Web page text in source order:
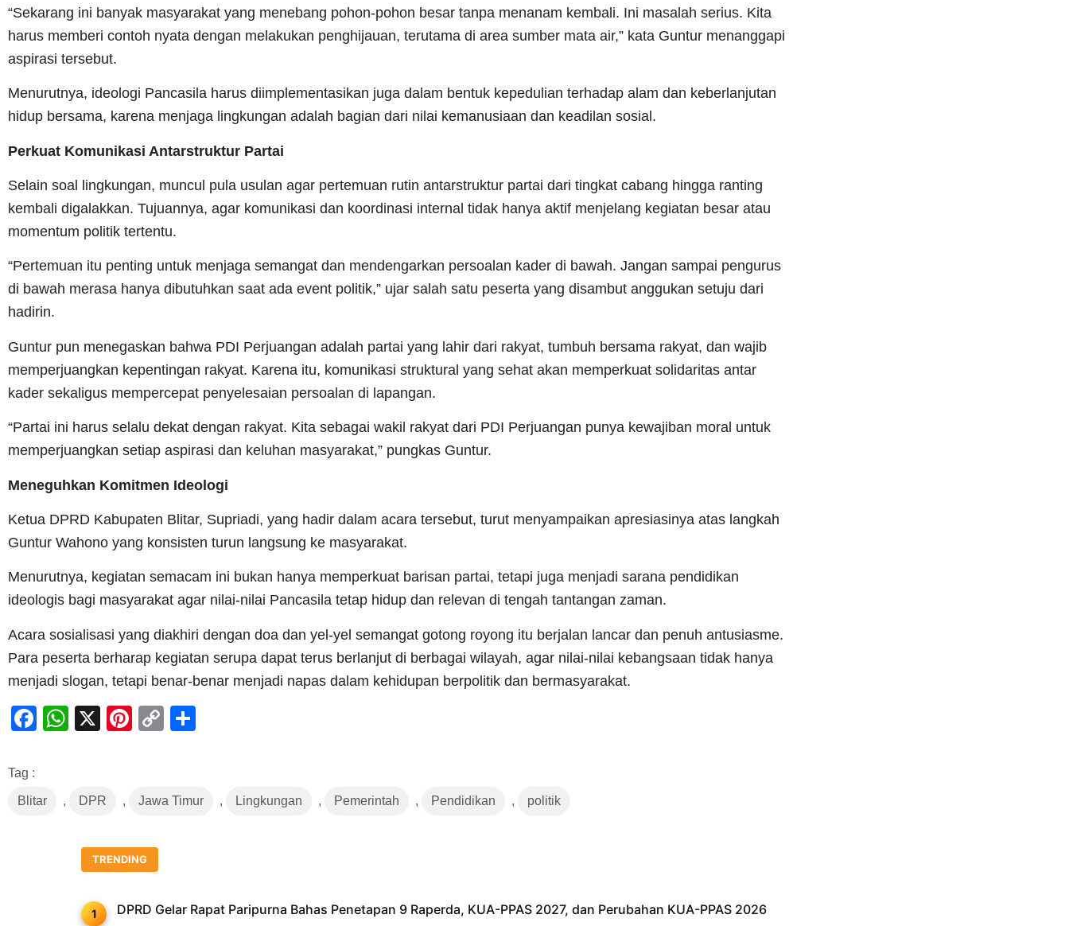
“Sekarang ini banyak masyarakat yang menebang pohon-pohon besar tanpa menanam kembali. Ini masalah serius. Kita
harus memberi contoh nyata dengan melakukan penghijauan, terutama di area sumber mata air,” kata Guntur menanggapi
aspirasi tersebut.
Menurutnya, ideologi Pancasila harus diimplementasikan juga dalam bentuk kepedulian terhadap alam dan keberlanjutan
hidup bersama, karena menjaga lingkungan adalah bagian dari nilai kemanusiaan dan keadilan sosial.
Perkuat Komunikasi Antarstruktur Partai
Selain soal lingkungan, muncul pula usulan agar pertemuan rutin antarstruktur partai dari tingkat cabang hingga ranting
kembali digalakkan. Tujuannya, agar komunikasi dan koordinasi internal tidak hanya aktif menjelang kegiatan besar atau
momentum politik tertentu.
“Pertemuan itu penting untuk menjaga semangat dan mendengarkan persoalan kader di bawah. Jangan sampai pengurus
di bawah merasa hanya dibutuhkan saat ada event politik,” ujar salah satu peserta yang disambut anggukan setuju dari
hadirin.
Guntur pun menegaskan bahwa PDI Perjuangan adalah partai yang lahir dari rakyat, tumbuh bersama rakyat, dan wajib
memperjuangkan kepentingan rakyat. Karena itu, komunikasi struktural yang sehat akan memperkuat solidaritas antar
kader sekaligus mempercepat penyelesaian persoalan di lapangan.
“Partai ini harus selalu dekat dengan rakyat. Kita sebagai wakil rakyat dari PDI Perjuangan punya kewajiban moral untuk
memperjuangkan setiap aspirasi dan keluhan masyarakat,” pungkas Guntur.
Meneguhkan Komitmen Ideologi
Ketua DPRD Kabupaten Blitar, Supriadi, yang hadir dalam acara tersebut, turut menyampaikan apresiasinya atas langkah
Guntur Wahono yang konsisten turun langsung ke masyarakat.
Menurutnya, kegiatan semacam ini bukan hanya memperkuat barisan partai, tetapi juga menjadi sarana pendidikan
ideologis bagi masyarakat agar nilai-nilai Pancasila tetap hidup dan relevan di tengah tantangan zaman.
Acara sosialisasi yang diakhiri dengan doa dan yel-yel semangat gotong royong itu berjalan lancar dan penuh antusiasme.
Para peserta berharap kegiatan serupa dapat terus berlanjut di berbagai wilayah, agar nilai-nilai kebangsaan tidak hanya
menjadi slogan, tetapi benar-benar menjadi napas dalam kehidupan berpolitik dan bermasyarakat.
Facebook
WhatsApp
X Pinterest
Copy
Tag :
Blitar , DPR , Jawa Timur , Lingkungan , Pemerintah , Pendidikan , politik
TRENDING
DPRD Gelar Rapat Paripurna Bahas Penetapan 9 Raperda, KUA-PPAS 2027, dan Perubahan KUA-PPAS 2026